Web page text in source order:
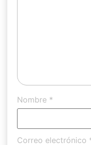
Nombre *
Correo electrónico